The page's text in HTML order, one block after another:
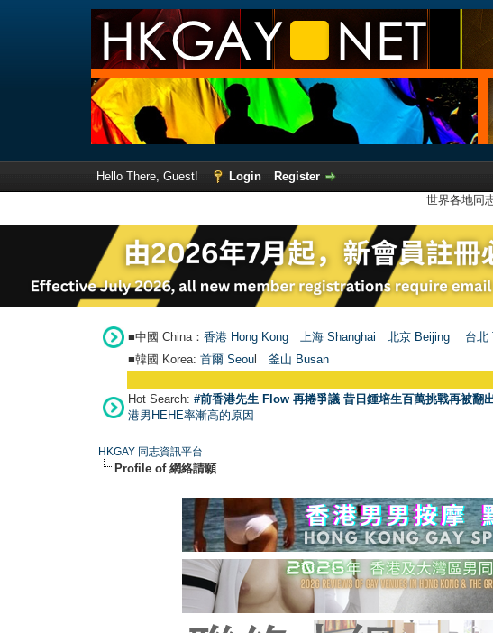
Hello There, Guest! Login
Register
世界各地同
■中國 China： 香港 Hong Kong 上海 Shanghai 北京 Beijing 台北
■韓國 Korea: 首爾 Seou 釜山 Busan
Hot Search: #前香港先生 Flow 再捲爭議 昔日鍾培生百萬挑戰再被翻
港男HEHE率漸高的原因
HKGAY 同志資訊平台
Profile of 網絡請願